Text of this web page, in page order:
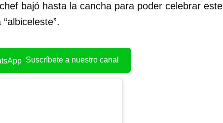
bajó hasta la cancha para poder celebrar este
Suscríbete a nuestro canal